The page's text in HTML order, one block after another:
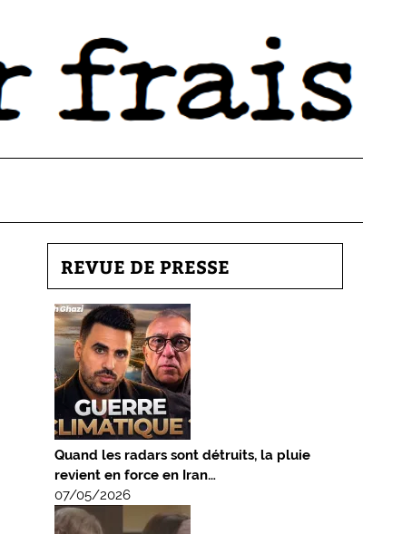
REVUE DE PRESSE
Quand les radars sont détruits, la pluie
revient en force en Iran…
07/05/2026